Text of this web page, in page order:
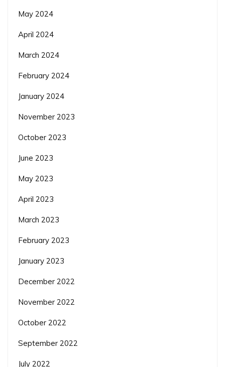
May 2024
April 2024
March 2024
February 2024
January 2024
November 2023
October 2023
June 2023
May 2023
April 2023
March 2023
February 2023
January 2023
December 2022
November 2022
October 2022
September 2022
July 2022